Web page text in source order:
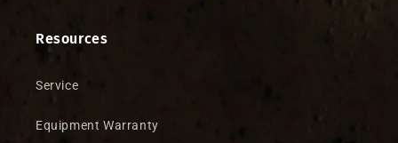
Resources
Service
Equipment Warranty